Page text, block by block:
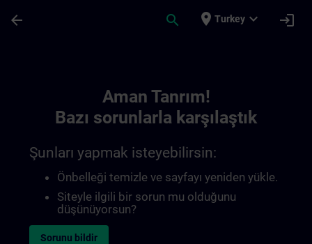
arrow_back search place Turkey expand_more login
Aman Tanrım!
Bazı sorunlarla karşılaştık
Şunları yapmak isteyebilirsin:
Önbelleği temizle ve sayfayı yeniden yükle.
Siteyle ilgili bir sorun mu olduğunu
düşünüyorsun?
Sorunu bildir